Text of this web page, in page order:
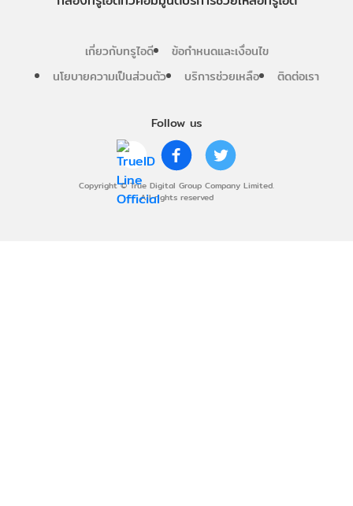
Follow us
Copyright © True Digital Group Company Limited.
All rights reserved
เกี่ยวกับทรูไอดี
ข้อกำหนดและเงื่อนไข
นโยบายความเป็นส่วนตัว
บริการช่วยเหลือ ติดต่อเรา